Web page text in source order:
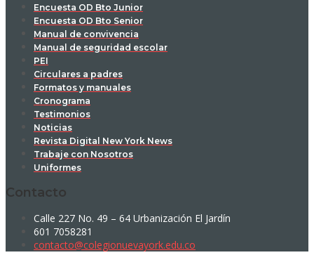
Encuesta OD Bto Junior
Encuesta OD Bto Senior
Manual de convivencia
Manual de seguridad escolar
PEI
Circulares a padres
Formatos y manuales
Cronograma
Testimonios
Noticias
Revista Digital New York News
Trabaje con Nosotros
Uniformes
Contacto
Calle 227 No. 49 – 64 Urbanización El Jardín
601 7058281
contacto@colegionuevayork.edu.co